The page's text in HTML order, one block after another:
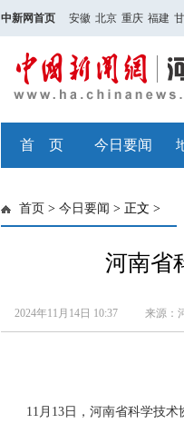
中新网首页 安徽 北京 重庆 福建
首 页 今日要闻
首页 > 今日要闻 > 正文 >
河南省
2024年11月14日 10:37 来源：
11月13日，河南省科学技术